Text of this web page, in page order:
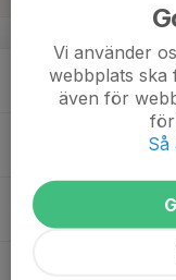
20
Ons
Vi använder
webbplats ska
även för
Så